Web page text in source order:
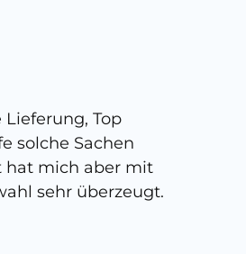
Top
solche Sachen
hat mich aber mit
sehr überzeugt.